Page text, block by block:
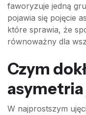
faworyzuje jedną
pojawia się pojęcie
które sprawia, że
równoważny dla
Czym
asymetria
W najprostszym